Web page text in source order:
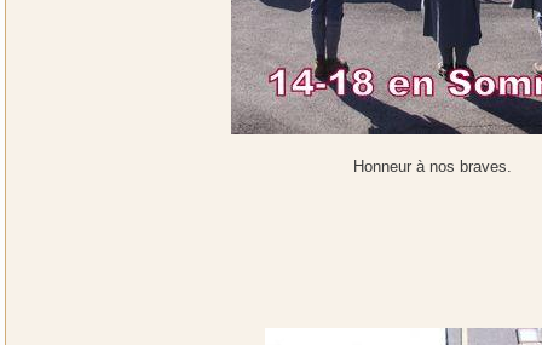
Honneur à nos braves.